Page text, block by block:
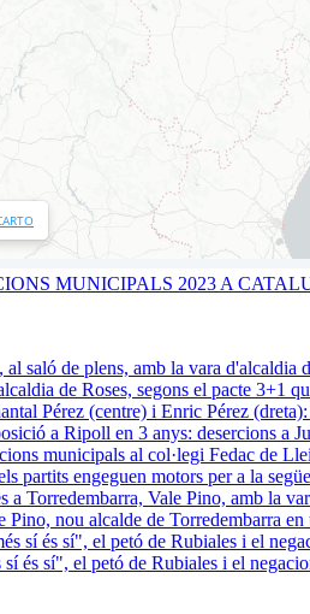
MUNICIPALS 2023 A
de Roses, segons el pacte 3+1
a Ripoll en 3 anys: desercions a
partits engeguen motors per a la
Pino, nou alcalde de Torredembarra
és sí", el petó de Rubiales i el